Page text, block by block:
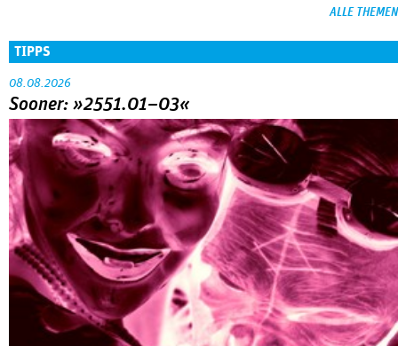
ALLE THEMEN
TIPPS
08.08.2026
Sooner: »2551.01–03«